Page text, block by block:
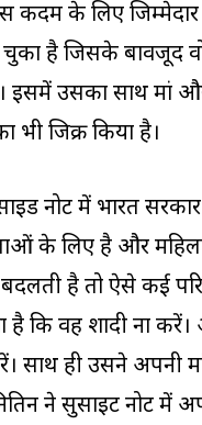
इस कदम के लिए
है जिसके बावजूद
इसमें उसका साथ मां
भी जिक्र किया है।
नोट में भारत
के लिए है और
है तो ऐसे कई
कि वह शादी ना करें।
साथ ही उसने अपनी
ने सुसाइट नोट में